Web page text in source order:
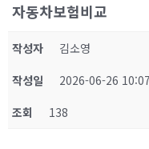
자동차보험비교
작성자
김소영
작성일
2026-06-26 10:07
조회
138